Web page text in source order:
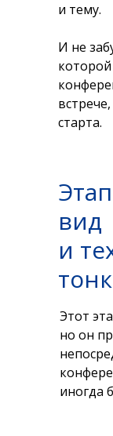
и тему.
И не
старта.
вид
и
Этот
но он
иногда